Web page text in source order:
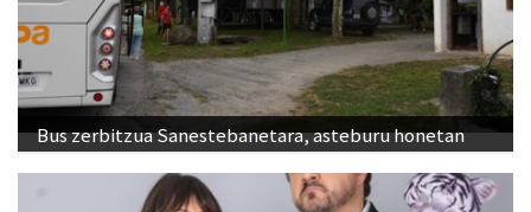
Bus zerbitzua Sanestebanetara, asteburu honetan